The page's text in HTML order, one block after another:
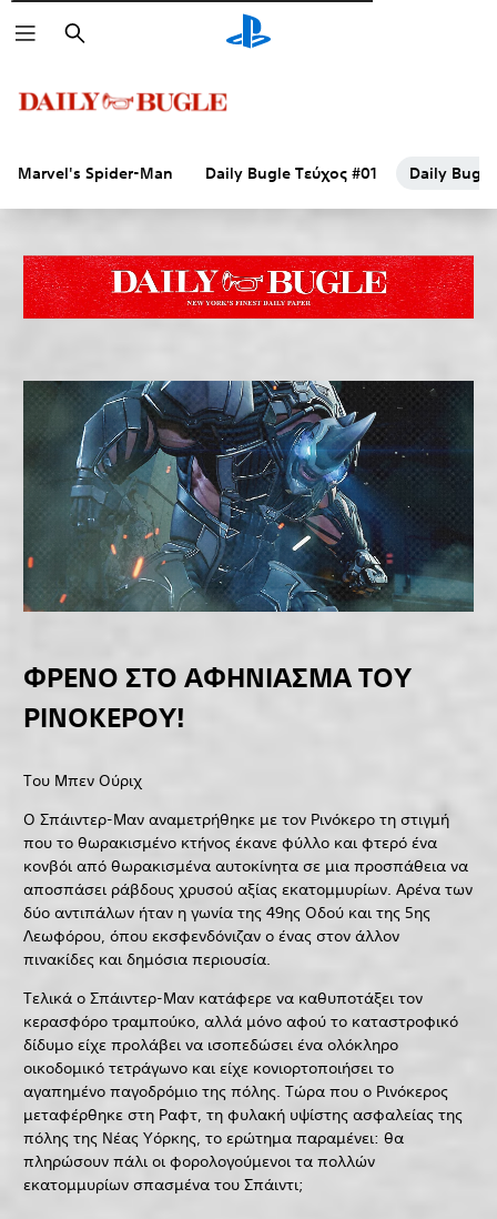
Αναζήτηση
Marvel's Spider-Man Daily Bugle Τεύχος #01 Daily
ΦΡΕΝΟ ΣΤΟ ΑΦΗΝΙΑΣΜΑ ΤΟΥ
ΡΙΝΟΚΕΡΟΥ!
Του Μπεν Ούριχ
Ο Σπάιντερ-Μαν αναμετρήθηκε με τον Ρινόκερο τη στιγμή
που το θωρακισμένο κτήνος έκανε φύλλο και φτερό ένα
κονβόι από θωρακισμένα αυτοκίνητα σε μια προσπάθεια να
αποσπάσει ράβδους χρυσού αξίας εκατομμυρίων. Αρένα των
δύο αντιπάλων ήταν η γωνία της 49ης Οδού και της 5ης
Λεωφόρου, όπου εκσφενδόνιζαν ο ένας στον άλλον
πινακίδες και δημόσια περιουσία.
Τελικά ο Σπάιντερ-Μαν κατάφερε να καθυποτάξει τον
κερασφόρο τραμπούκο, αλλά μόνο αφού το καταστροφικό
δίδυμο είχε προλάβει να ισοπεδώσει ένα ολόκληρο
οικοδομικό τετράγωνο και είχε κονιορτοποιήσει το
αγαπημένο παγοδρόμιο της πόλης. Τώρα που ο Ρινόκερος
μεταφέρθηκε στη Ραφτ, τη φυλακή υψίστης ασφαλείας της
πόλης της Νέας Υόρκης, το ερώτημα παραμένει: θα
πληρώσουν πάλι οι φορολογούμενοι τα πολλών
εκατομμυρίων σπασμένα του Σπάιντι;